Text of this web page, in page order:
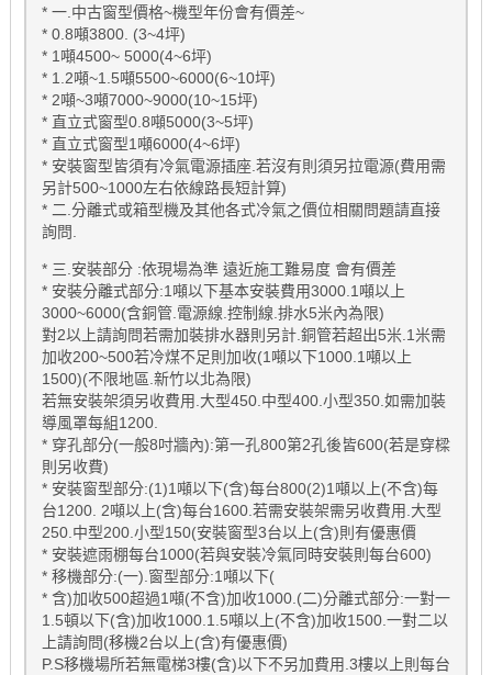
* 一.中古窗型價格~機型年份會有價差~
* 0.8噸3800. (3~4坪)
* 1噸4500~ 5000(4~6坪)
* 1.2噸~1.5噸5500~6000(6~10坪)
* 2噸~3噸7000~9000(10~15坪)
* 直立式窗型0.8噸5000(3~5坪)
* 直立式窗型1噸6000(4~6坪)
* 安裝窗型皆須有冷氣電源插座.若沒有則須另拉電源(費用需
另計500~1000左右依線路長短計算)
* 二.分離式或箱型機及其他各式冷氣之價位相關問題請直接
詢問.
* 三.安裝部分 :依現場為準 遠近施工難易度 會有價差
* 安裝分離式部分:1噸以下基本安裝費用3000.1噸以上
3000~6000(含銅管.電源線.控制線.排水5米內為限)
對2以上請詢問若需加裝排水器則另計.銅管若超出5米.1米需
加收200~500若冷煤不足則加收(1噸以下1000.1噸以上
1500)(不限地區.新竹以北為限)
若無安裝架須另收費用.大型450.中型400.小型350.如需加裝
導風罩每組1200.
* 穿孔部分(一般8吋牆內):第一孔800第2孔後皆600(若是穿樑
則另收費)
* 安裝窗型部分:(1)1噸以下(含)每台800(2)1噸以上(不含)每
台1200. 2噸以上(含)每台1600.若需安裝架需另收費用.大型
250.中型200.小型150(安裝窗型3台以上(含)則有優惠價
* 安裝遮雨棚每台1000(若與安裝冷氣同時安裝則每台600)
* 移機部分:(一).窗型部分:1噸以下(
* 含)加收500超過1噸(不含)加收1000.(二)分離式部分:一對一
1.5頓以下(含)加收1000.1.5噸以上(不含)加收1500.一對二以
上請詢問(移機2台以上(含)有優惠價)
P.S移機場所若無電梯3樓(含)以下不另加費用.3樓以上則每台